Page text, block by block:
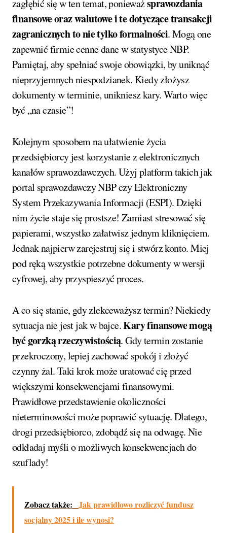
zagłębić się w ten temat, ponieważsprawozdania
finansowe oraz walutowe i te dotyczące transakcji
zagranicznych to nie tylko formalności. Mogą one
zapewnić firmie cenne dane w statystyce NBP.
Pamiętaj, aby spełniać swoje obowiązki, by uniknąć
nieprzyjemnych niespodzianek. Kiedy złożysz
dokumenty w terminie, unikniesz kary. Warto więc
być „na czasie”!
Kolejnym sposobem na ułatwienie życia
przedsiębiorcy jest korzystanie z elektronicznych
kanałów sprawozdawczych. Użyj platform takich jak
portal sprawozdawczy NBP czy Elektroniczny
System Przekazywania Informacji (ESPI). Dzięki
nim życie staje się prostsze! Zamiast stresować się
papierami, wszystko załatwisz jednym kliknięciem.
Jednak najpierw zarejestruj się i stwórz konto. Miej
pod ręką wszystkie potrzebne dokumenty w wersji
cyfrowej, aby przyspieszyć proces.
A co się stanie, gdy zlekceważysz termin? Niekiedy
sytuacja nie jest jak w bajce.Kary finansowe mogą
być gorzką rzeczywistością. Gdy termin zostanie
przekroczony, lepiej zachować spokój i złożyć
czynny żal. Taki krok może uratować cię przed
większymi konsekwencjami finansowymi.
Prawidłowe przedstawienie okoliczności
nieterminowości może poprawić sytuację. Dlatego,
drogi przedsiębiorco, zdobądź się na odwagę. Nie
odkładaj myśli o możliwych konsekwencjach do
szuflady!
Zobacz także: Jak prawidłowo rozliczyć fundusz
socjalny 2025 i ile wynosi?